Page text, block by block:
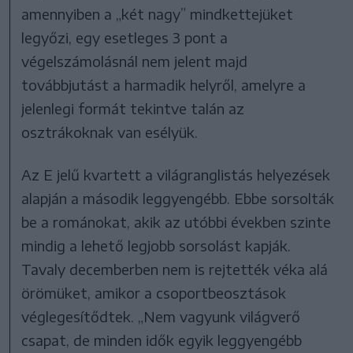
amennyiben a „két nagy” mindkettejüket
legyőzi, egy esetleges 3 pont a
végelszámolásnál nem jelent majd
továbbjutást a harmadik helyről, amelyre a
jelenlegi formát tekintve talán az
osztrákoknak van esélyük.
Az E jelű kvartett a világranglistás helyezések
alapján a második leggyengébb. Ebbe sorsolták
be a románokat, akik az utóbbi években szinte
mindig a lehető legjobb sorsolást kapják.
Tavaly decemberben nem is rejtették véka alá
örömüket, amikor a csoportbeosztások
véglegesítődtek. „Nem vagyunk világverő
csapat, de minden idők egyik leggyengébb